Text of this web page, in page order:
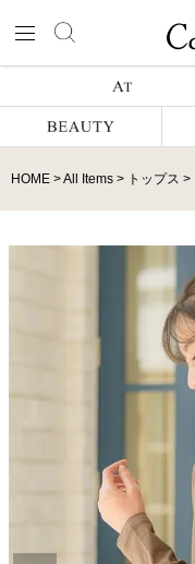
HOME All Items トップス